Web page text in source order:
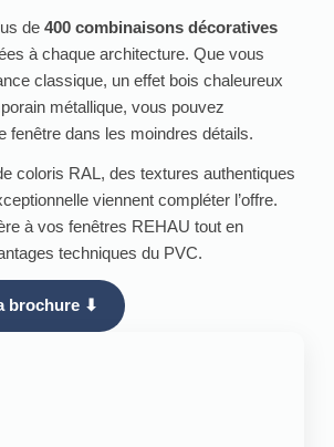
de 400 combinaisons décoratives
à chaque architecture. Que vous
classique, un effet bois chaleureux
métallique, vous pouvez
fenêtre dans les moindres détails.
coloris RAL, des textures authentiques
viennent compléter l’offre.
à vos fenêtres REHAU tout en
techniques du PVC.
brochure ⬇